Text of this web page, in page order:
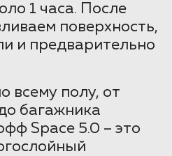
1 часа. После
поверхность,
и предварительно
всему полу, от
багажника
Space 5.0 – это